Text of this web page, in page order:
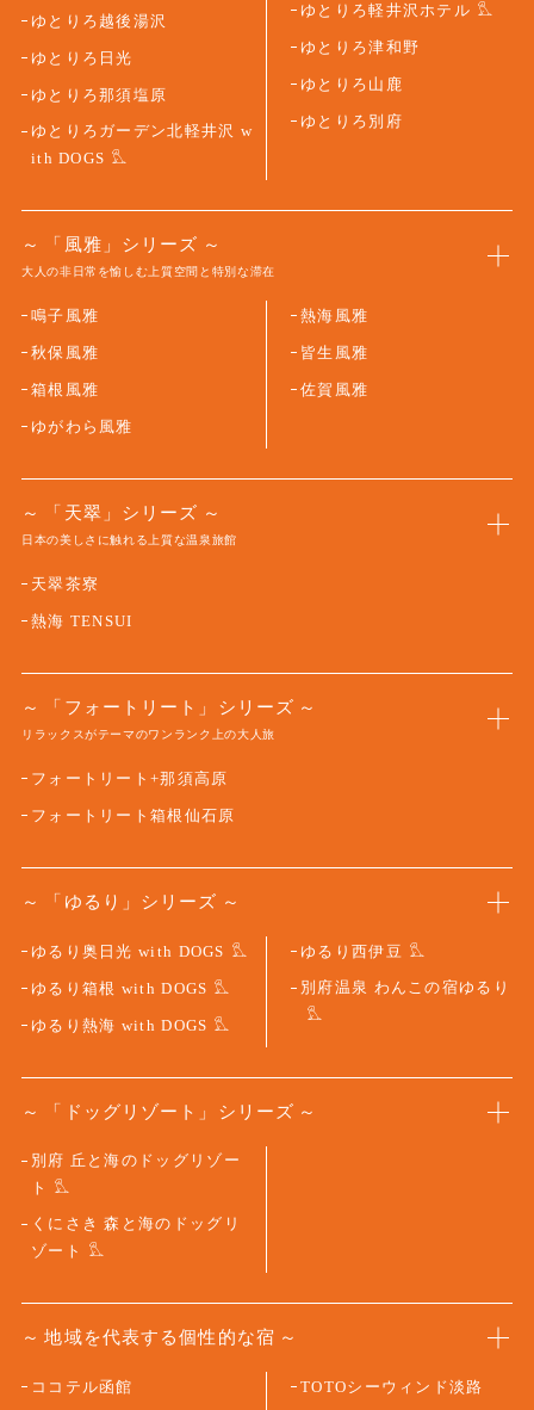
ゆとりろ越後湯沢
ゆとりろ日光
ゆとりろ那須塩原
ゆとりろガーデン北軽井沢 w
ith DOGS
ゆとりろ軽井沢ホテル
ゆとりろ津和野
ゆとりろ山鹿
ゆとりろ別府
「風雅」シリーズ
大人の非日常を愉しむ上質空間と特別な滞在
鳴子風雅
秋保風雅
箱根風雅
ゆがわら風雅
熱海風雅
皆生風雅
佐賀風雅
「天翠」シリーズ
日本の美しさに触れる上質な温泉旅館
天翠茶寮
熱海 TENSUI
「フォートリート」シリーズ
リラックスがテーマのワンランク上の大人旅
フォートリート+那須高原
フォートリート箱根仙石原
「ゆるり」シリーズ
ゆるり奥日光 with DOGS
ゆるり箱根 with DOGS
ゆるり熱海 with DOGS
ゆるり西伊豆
別府温泉 わんこの宿ゆるり
「ドッグリゾート」シリーズ
別府 丘と海のドッグリゾー
ト
くにさき 森と海のドッグリ
ゾート
地域を代表する個性的な宿
ココテル函館
TOTOシーウィンド淡路